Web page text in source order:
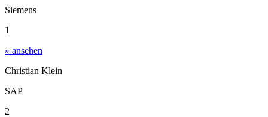
Siemens
1
» ansehen
Christian Klein
SAP
2